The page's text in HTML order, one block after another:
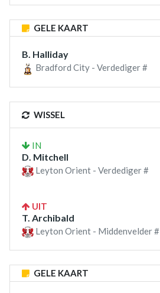
GELE KAART
B. Halliday
Bradford City - Verdediger #
WISSEL
IN
D. Mitchell
Leyton Orient - Verdediger #
UIT
T. Archibald
Leyton Orient - Middenvelder #
GELE KAART